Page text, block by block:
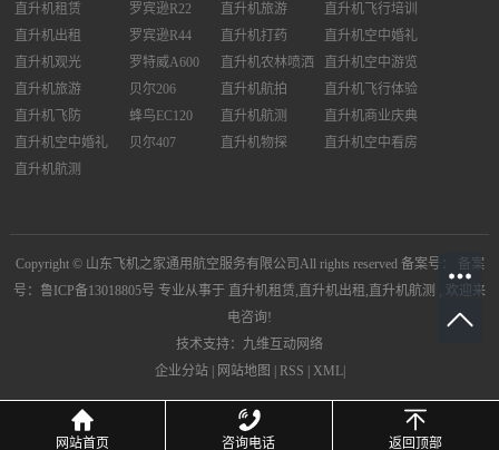
直升机租赁
直升机出租
直升机观光
直升机旅游
直升机飞防
直升机空中婚礼
直升机航测
罗宾逊R22
罗宾逊R44
罗特威A600
贝尔206
蜂鸟EC120
贝尔407
直升机旅游
直升机打药
直升机农林喷洒
直升机航拍
直升机航测
直升机物探
直升机飞行培训
直升机空中婚礼
直升机空中游览
直升机飞行体验
直升机商业庆典
直升机空中看房
Copyright © 山东飞机之家通用航空服务有限公司All rights reserved 备案号：
备案
号：鲁ICP备13018805号 专业从事于 直升机租赁, 直升机出租 , 直升机航测 , 欢迎来
电咨询!
技术支持：九维互动网络
企业分站| 网站地图 RSS XML|
网站首页 咨询电话 返回顶部